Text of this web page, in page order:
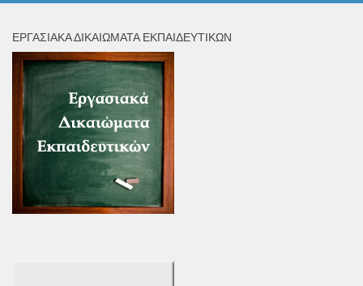
ΕΡΓΑΣΙΑΚΆ ΔΙΚΑΙΏΜΑΤΑ ΕΚΠΑΙΔΕΥΤΙΚΏΝ